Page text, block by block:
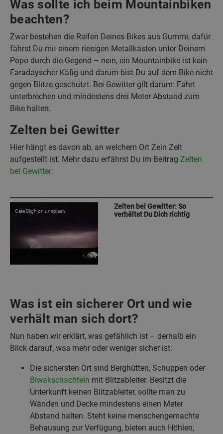
Was sollte ich beim Mountainbiken
beachten?
Zwar bestehen die Reifen Deines Bikes aus Gummi, dafür
fährst Du mit einem riesigen Metallkasten unter Deinem
Popo durch die Gegend – nein, ein Mountainbike ist kein
Faradayscher Käfig und darum bist Du auf dem Bike nicht
gegen Blitze geschützt. Bei Gewitter gilt darum: Fahrt
unterbrechen und mindestens drei Meter Abstand zum
Bike halten.
Zelten bei Gewitter
Hier hängt es davon ab, an welchem Ort Zein Zelt
aufgestellt ist. Mehr dazu erfährst Du im Beitrag Zelten
bei Gewitter:
Cate Bligh on unsplash
Zelten bei Gewitter: So
verhältst Du Dich richtig
Was ist ein sicherer Ort und wie
verhält man sich dort?
Nun haben wir erklärt, was gefählich ist – derhalb ein
Blick darauf, was mehr oder weniger sicher ist:
Die sichersten Ort sind Berghütten, Schuppen oder
Biwakschachteln mit Blitzableiter. Besitzt die
Unterkunft keinen Blitzableiter, sollte man zu
Wänden und Decke mindestens einen Meter
Abstand halten. Steht keine menschengemachte
Behausung zur Verfügung, bieten auch Höhlen,